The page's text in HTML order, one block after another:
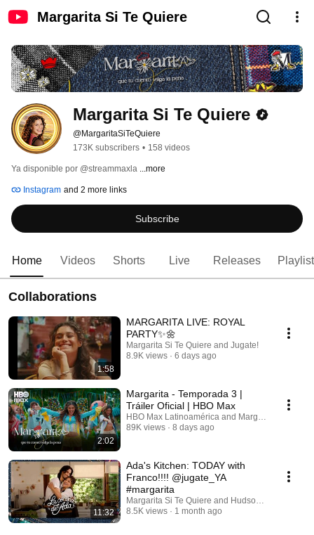
Margarita Si Te Quiere
Margarita Si Te Quiere
@MargaritaSiTeQuiere
173K subscribers • 158 videos
Ya disponible por @streammaxla ...more
Instagram and 2 more links
Subscribe
Home Videos Shorts Live Releases
Collaborations
1:58
MARGARITA LIVE: ROYAL
PARTY✨🌼
Margarita Si Te Quiere and Jugate!
8.9K views
6 days ago
2:02
Margarita - Temporada 3 |
Tráiler Oficial | HBO Max
HBO Max Latinoamérica and Margarita Si Te
89K views
8 days ago
11:32
Ada's Kitchen: TODAY with
Franco!!!! @jugate_YA
#margarita
Margarita Si Te Quiere and Hudson Kitchenware
8.5K views
1 month ago